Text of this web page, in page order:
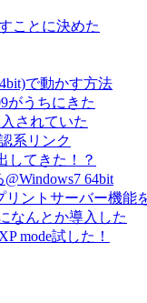
ことに決めた
で動かす方法
がうちにきた
されていた
系リンク
してきた！？
64bit
リントサーバー機能
なんとか導入した
mode試した！